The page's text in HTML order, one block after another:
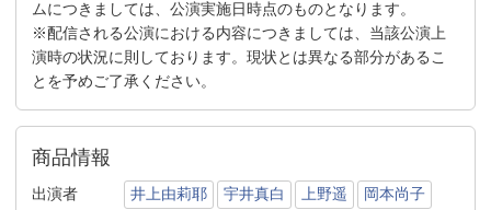
ムにつきましては、公演実施日時点のものとなります。
※配信される公演における内容につきましては、当該公演上
演時の状況に則しております。現状とは異なる部分があるこ
とを予めご了承ください。
商品情報
出演者 井上由莉耶 宇井真白 上野遥 岡本尚子